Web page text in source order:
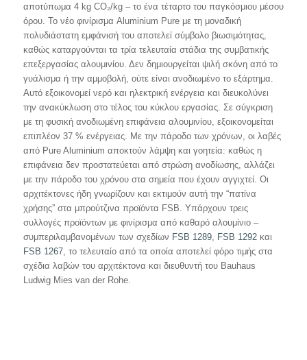
αποτύπωμα 4 kg CO₂/kg – το ένα τέταρτο του παγκόσμιου μέσου
όρου. Το νέο φινίρισμα Aluminium Pure με τη μοναδική
πολυδιάστατη εμφάνισή του αποτελεί σύμβολο βιωσιμότητας,
καθώς καταργούνται τα τρία τελευταία στάδια της συμβατικής
επεξεργασίας αλουμινίου. Δεν δημιουργείται ψιλή σκόνη από το
γυάλισμα ή την αμμοβολή, ούτε είναι ανοδιωμένο το εξάρτημα.
Αυτό εξοικονομεί νερό και ηλεκτρική ενέργεια και διευκολύνει
την ανακύκλωση στο τέλος του κύκλου εργασίας. Σε σύγκριση
με τη φυσική ανοδιωμένη επιφάνεια αλουμινίου, εξοικονομείται
επιπλέον 37 % ενέργειας. Με την πάροδο των χρόνων, οι λαβές
από Pure Aluminium αποκτούν λάμψη και γοητεία: καθώς η
επιφάνεια δεν προστατεύεται από στρώση ανοδίωσης, αλλάζει
με την πάροδο του χρόνου στα σημεία που έχουν αγγιχτεί. Οι
αρχιτέκτονες ήδη γνωρίζουν και εκτιμούν αυτή την “πατίνα
χρήσης” στα μπρούτζινα προϊόντα FSB. Υπάρχουν τρεις
συλλογές προϊόντων με φινίρισμα από καθαρό αλουμίνιο –
συμπεριλαμβανομένων των σχεδίων FSB 1289, FSB 1292και
FSB 1267, το τελευταίο από τα οποία αποτελεί φόρο τιμής στα
σχέδια λαβών του αρχιτέκτονα και διευθυντή του Bauhaus
Ludwig Mies van der Rohe.